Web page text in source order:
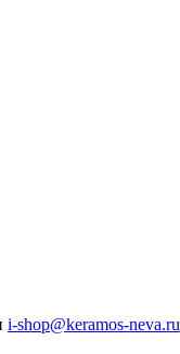
i-shop@keramos-neva.ru